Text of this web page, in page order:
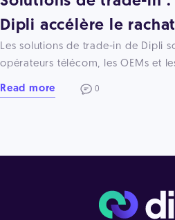
Dipli accélère le
Les solutions de trade-in de Dipli
opérateurs télécom, les OEMs et
Read more 0